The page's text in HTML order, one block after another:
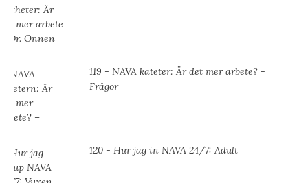
119 - NAVA kateter: Är det mer arbete? -
Frågor
120 - Hur jag in NAVA 24/7: Adult